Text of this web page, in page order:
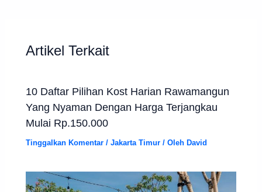
Artikel Terkait
10 Daftar Pilihan Kost Harian Rawamangun
Yang Nyaman Dengan Harga Terjangkau
Mulai Rp.150.000
Tinggalkan Komentar /Jakarta Timur / Oleh David